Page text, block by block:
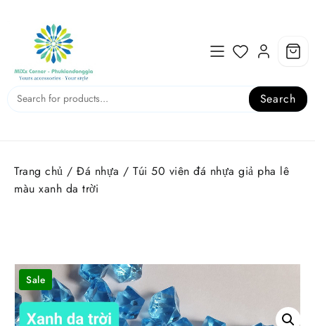
content
Search
Trang chủ / Đá nhựa / Túi 50 viên đá nhựa giả pha lê
màu xanh da trời
Sale